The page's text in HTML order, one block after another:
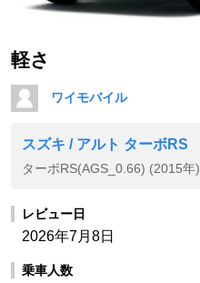
軽さ
ワイモバイル
スズキ / アルト ターボRS
ターボRS(AGS_0.66) (2015年)
レビュー日
2026年7月8日
乗車人数